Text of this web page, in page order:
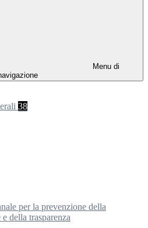
Menu di
38
per la prevenzione della
della trasparenza